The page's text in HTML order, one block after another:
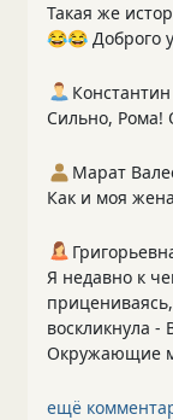
Такая же
😂😂 Доброго
Сильно, Рома!
Марат
Как и моя
Я недавно к
воскликнула -
Окружающие
ещё